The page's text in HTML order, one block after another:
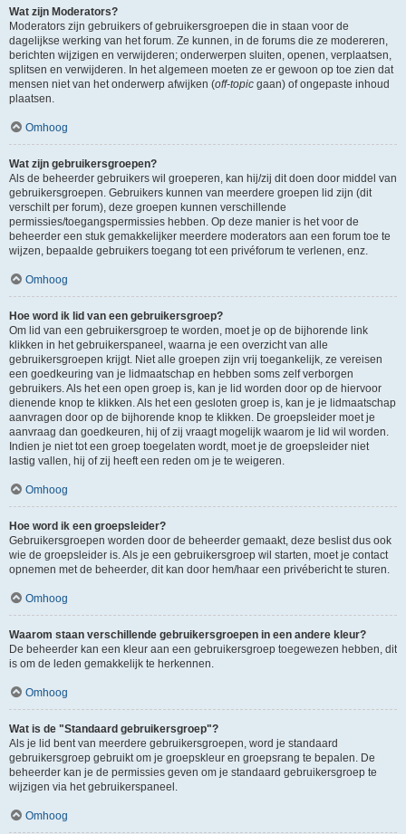
Wat zijn Moderators?
Moderators zijn gebruikers of gebruikersgroepen die in staan voor de
dagelijkse werking van het forum. Ze kunnen, in de forums die ze modereren,
berichten wijzigen en verwijderen; onderwerpen sluiten, openen, verplaatsen,
splitsen en verwijderen. In het algemeen moeten ze er gewoon op toe zien dat
mensen niet van het onderwerp afwijken (off-topic gaan) of ongepaste inhoud
plaatsen.
Omhoog
Wat zijn gebruikersgroepen?
Als de beheerder gebruikers wil groeperen, kan hij/zij dit doen door middel van
gebruikersgroepen. Gebruikers kunnen van meerdere groepen lid zijn (dit
verschilt per forum), deze groepen kunnen verschillende
permissies/toegangspermissies hebben. Op deze manier is het voor de
beheerder een stuk gemakkelijker meerdere moderators aan een forum toe te
wijzen, bepaalde gebruikers toegang tot een privéforum te verlenen, enz.
Omhoog
Hoe word ik lid van een gebruikersgroep?
Om lid van een gebruikersgroep te worden, moet je op de bijhorende link
klikken in het gebruikerspaneel, waarna je een overzicht van alle
gebruikersgroepen krijgt. Niet alle groepen zijn vrij toegankelijk, ze vereisen
een goedkeuring van je lidmaatschap en hebben soms zelf verborgen
gebruikers. Als het een open groep is, kan je lid worden door op de hiervoor
dienende knop te klikken. Als het een gesloten groep is, kan je je lidmaatschap
aanvragen door op de bijhorende knop te klikken. De groepsleider moet je
aanvraag dan goedkeuren, hij of zij vraagt mogelijk waarom je lid wil worden.
Indien je niet tot een groep toegelaten wordt, moet je de groepsleider niet
lastig vallen, hij of zij heeft een reden om je te weigeren.
Omhoog
Hoe word ik een groepsleider?
Gebruikersgroepen worden door de beheerder gemaakt, deze beslist dus ook
wie de groepsleider is. Als je een gebruikersgroep wil starten, moet je contact
opnemen met de beheerder, dit kan door hem/haar een privébericht te sturen.
Omhoog
Waarom staan verschillende gebruikersgroepen in een andere kleur?
De beheerder kan een kleur aan een gebruikersgroep toegewezen hebben, dit
is om de leden gemakkelijk te herkennen.
Omhoog
Wat is de "Standaard gebruikersgroep"?
Als je lid bent van meerdere gebruikersgroepen, word je standaard
gebruikersgroep gebruikt om je groepskleur en groepsrang te bepalen. De
beheerder kan je de permissies geven om je standaard gebruikersgroep te
wijzigen via het gebruikerspaneel.
Omhoog